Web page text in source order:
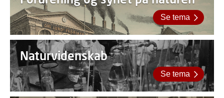
Se tema
Naturvidenskab
Se tema